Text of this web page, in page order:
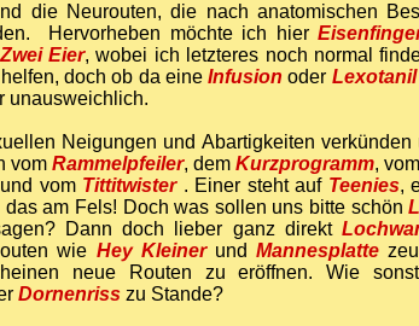
die Neurouten, die nach anatomischen
Hervorheben möchte ich hier
Zwei Eier, wobei ich letzteres noch normal
doch ob da eineInfusion oder Lexotanil
unausweichlich.
Neigungen und Abartigkeiten verkünden
vom Rammelpfeiler, dem Kurzprogramm, vom
vom Tittitwister . Einer steht auf Teenies,
am Fels! Doch was sollen uns bitte schön
Dann doch lieber ganz direkt
wie Hey KleinerundMannesplatte
neue Routen zu eröffnen. Wie
Dornenriss zu Stande?